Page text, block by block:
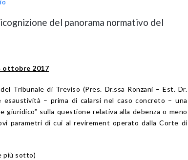
del panorama normativo del
ottobre 2017
Tribunale di Treviso (Pres. Dr.ssa Ronzani – Est. Dr.
esaustività – prima di calarsi nel caso concreto – una
giuridico” sulla questione relativa alla debenza o meno
parametri di cui al revirement operato dalla Corte di
più sotto)